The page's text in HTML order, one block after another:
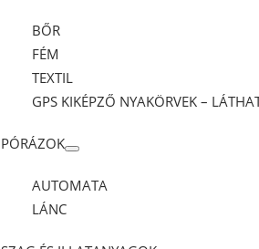
BŐR
FÉM
TEXTIL
GPS KIKÉPZŐ NYAKÖRVEK –
PÓRÁZOK
AUTOMATA
LÁNC